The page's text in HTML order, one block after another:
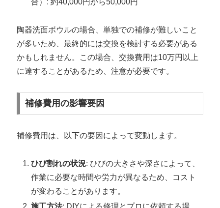
合）: 約40,000円から50,000円
陶器洗面ボウルの場合、単独での補修が難しいこと
が多いため、最終的には交換を検討する必要がある
かもしれません。この場合、交換費用は10万円以上
に達することがあるため、注意が必要です。
補修費用の影響要因
補修費用は、以下の要因によって変動します。
ひび割れの状況: ひびの大きさや深さによって、
作業に必要な時間や労力が異なるため、コスト
が変わることがあります。